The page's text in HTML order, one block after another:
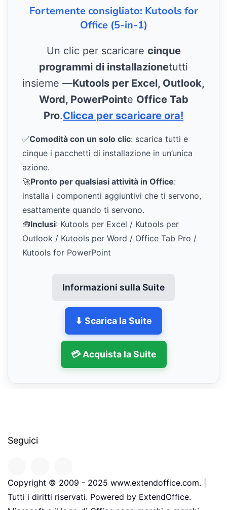
Fortemente consigliato: Kutools for
Office (5-in-1)
Un clic per scaricare cinque
programmi di installazionetutti
insieme —Kutools per Excel, Outlook,
Word, PowerPointe Office Tab
Pro.Clicca per scaricare ora!
✅Comodità con un solo clic: scarica tutti e
cinque i pacchetti di installazione in un’unica
azione.
🚀Pronto per qualsiasi attività in Office:
installa i componenti aggiuntivi che ti servono,
esattamente quando ti servono.
🧰Inclusi: Kutools per Excel / Kutools per
Outlook / Kutools per Word / Office Tab Pro /
Kutools for PowerPoint
Informazioni sulla Suite
⬇ Scarica la Suite
💳 Acquista la Suite
Seguici
Copyright © 2009 - 2025 www.extendoffice.com. |
Tutti i diritti riservati. Powered by ExtendOffice.